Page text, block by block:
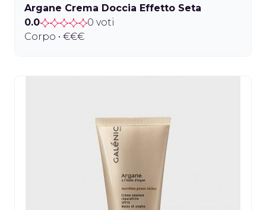
Argane Crema Doccia Effetto Seta
0.0
0 voti
Corpo • €€€